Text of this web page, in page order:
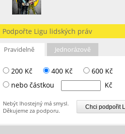
Podpořte Ligu lidských práv
Pravidelně
200 Kč 400 Kč
600 Kč
nebo částkou
Kč
Nebýt lhostejný má smysl.
Děkujeme za podporu.
Jednorázově